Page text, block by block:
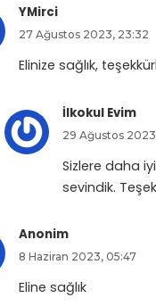
YMirci
27 Ağustos 2023, 23:32
Elinize sağlık,
İlkokul Evim
29 Ağustos
Sizlere daha
sevindik.
Anonim
8 Haziran 2023, 05:47
Eline sağlık